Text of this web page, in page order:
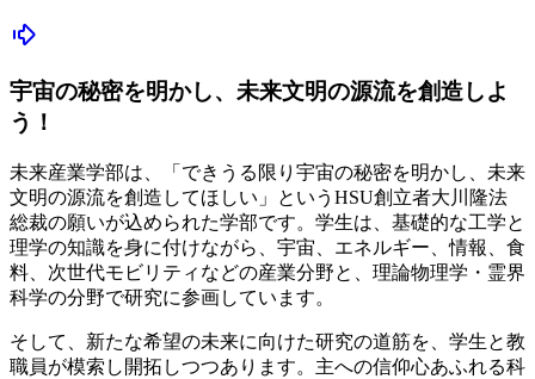
宇宙の秘密を明かし、未来文明の源流を創造しよ
う！
未来産業学部は、「できうる限り宇宙の秘密を明かし、未来
文明の源流を創造してほしい」というHSU創立者大川隆法
総裁の願いが込められた学部です。学生は、基礎的な工学と
理学の知識を身に付けながら、宇宙、エネルギー、情報、食
料、次世代モビリティなどの産業分野と、理論物理学・霊界
科学の分野で研究に参画しています。
そして、新たな希望の未来に向けた研究の道筋を、学生と教
職員が模索し開拓しつつあります。主への信仰心あふれる科